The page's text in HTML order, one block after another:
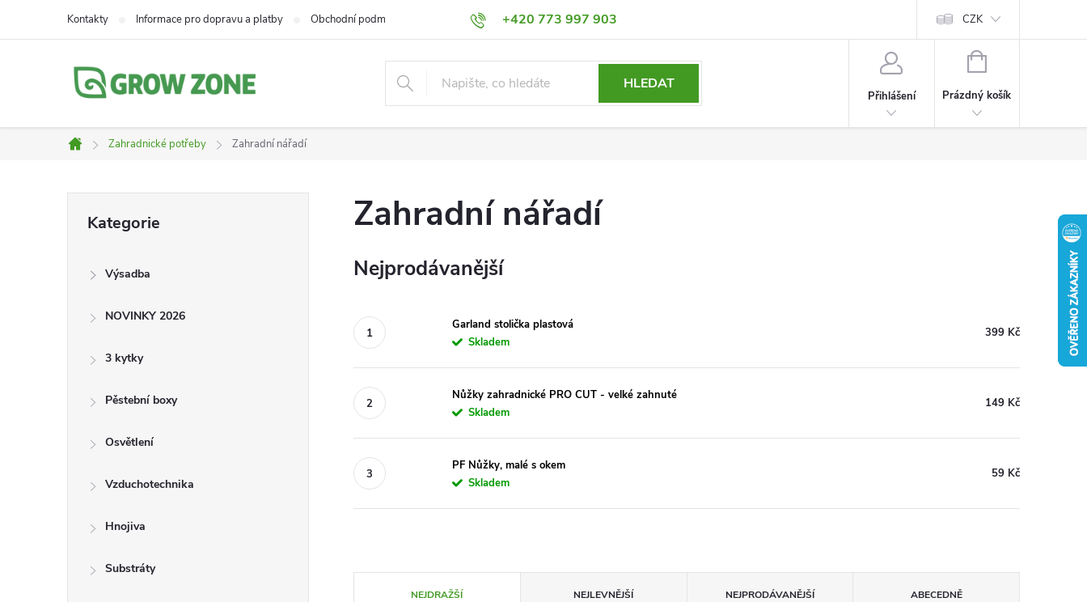
+420 773 997 903
Kontakty Informace pro dopravu a platby Obchodní podmínky Výměna a Vrácení Podmínky ochrany osobních údajů CZK
HLEDAT
Přihlášení
NÁKUPNÍ
Prázdný košík
Domů
Zahradnické potřeby Zahradní nářadí
kategorie
Kategorie
Výsadba
NOVINKY 2026
3 kytky
Pěstební boxy
Osvětlení
Vzduchotechnika
Hnojiva
Substráty
Zahradní nářadí
Nejprodávanější
Garland stolička plastová
Skladem
399 Kč
Nůžky zahradnické PRO CUT - velké zahnuté
Skladem
149 Kč
PF Nůžky, malé s okem
Skladem
59 Kč
NEJDRAŽŠÍ NEJLEVNĚJŠÍ NEJPRODÁVANĚJŠÍ ABECEDNĚ